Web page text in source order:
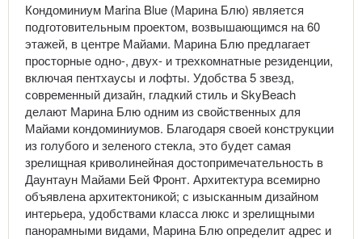
Кондоминиум Marina Blue (Марина Блю) является
подготовительным проектом, возвышающимся на 60
этажей, в центре Майами. Марина Блю предлагает
просторные одно-, двух- и трехкомнатные резиденции,
включая пентхаусы и лофты. Удобства 5 звезд,
современный дизайн, гладкий стиль и SkyBeach
делают Марина Блю одним из свойственных для
Майами кондоминиумов. Благодаря своей конструкции
из голубого и зеленого стекла, это будет самая
зрелищная криволинейная достопримечательность в
Даунтаун Майами Бей Фронт. Архитектура всемирно
объявлена архитектоникой; с изысканным дизайном
интерьера, удобствами класса люкс и зрелищными
панорамными видами, Марина Блю определит адрес и